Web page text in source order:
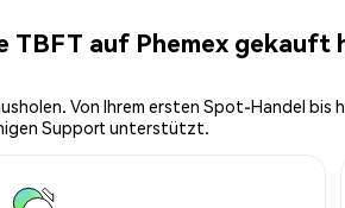
TBFT auf Phemex gekauft
Von Ihrem ersten Spot-Handel
Support unterstützt.